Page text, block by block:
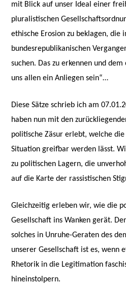
mit Blick auf unser Ideal einer
pluralistischen
ethische Erosion zu beklagen, die
bundesrepublikanischen
suchen. Das zu erkennen und
uns allen ein Anliegen sein“…
Diese Sätze schrieb ich am
haben nun mit den
politische Zäsur erlebt, welche
Situation greifbar werden lässt.
zu politischen Lagern, die
auf die Karte der rassistischen
Gleichzeitig erleben wir, wie die
Gesellschaft ins Wanken gerät.
solches in Unruhe-Geraten des
unserer Gesellschaft ist es,
Rhetorik in die Legitimation
hineinstolpern.